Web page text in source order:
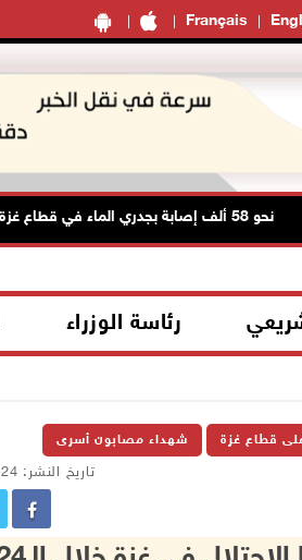
Français
رئاسة الوزراء
قطاع غزة شهداء مصابون أسرى
تاريخ النشر: 10/05/2024 07:34 م